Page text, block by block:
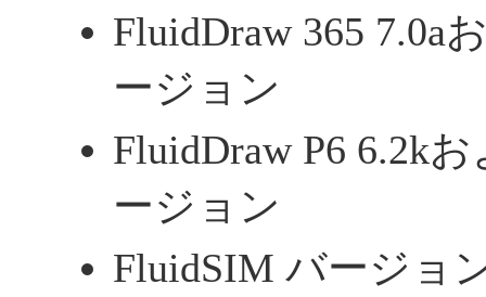
FluidDraw 365 7.0a
ージョン
FluidDraw P6 6.2k
ージョン
FluidSIM バージョ